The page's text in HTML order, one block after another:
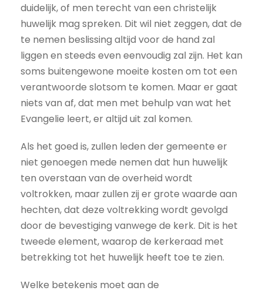
duidelijk, of men terecht van een christelijk
huwelijk mag spreken. Dit wil niet zeggen, dat de
te nemen beslissing altijd voor de hand zal
liggen en steeds even eenvoudig zal zijn. Het kan
soms buitengewone moeite kosten om tot een
verantwoorde slotsom te komen. Maar er gaat
niets van af, dat men met behulp van wat het
Evangelie leert, er altijd uit zal komen.
Als het goed is, zullen leden der gemeente er
niet genoegen mede nemen dat hun huwelijk
ten overstaan van de overheid wordt
voltrokken, maar zullen zij er grote waarde aan
hechten, dat deze voltrekking wordt gevolgd
door de bevestiging vanwege de kerk. Dit is het
tweede element, waarop de kerkeraad met
betrekking tot het huwelijk heeft toe te zien.
Welke betekenis moet aan de